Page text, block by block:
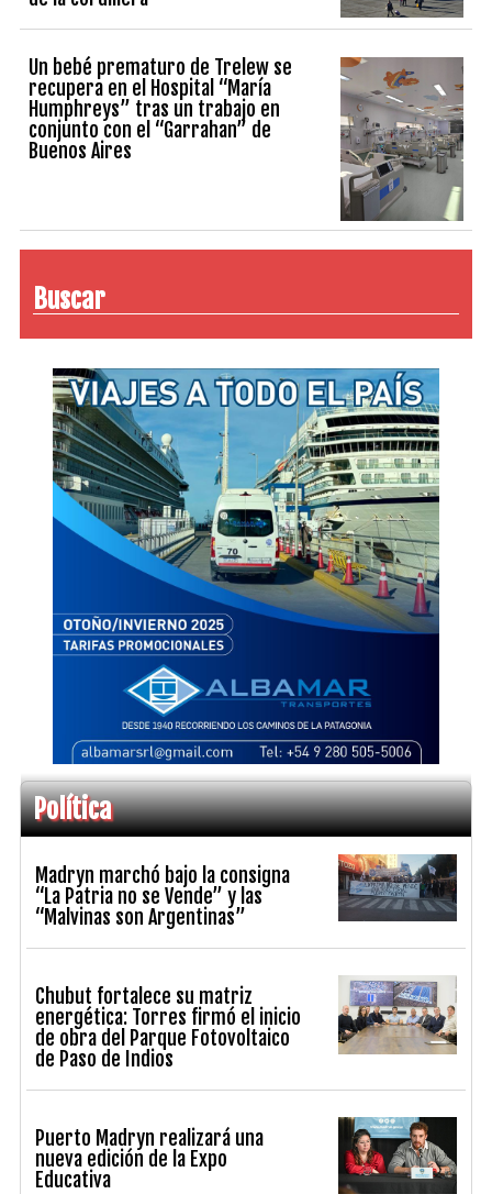
Un bebé prematuro de Trelew se
recupera en el Hospital “María
Humphreys” tras un trabajo en
conjunto con el “Garrahan” de
Buenos Aires
Buscar
Política
Madryn marchó bajo la consigna
“La Patria no se Vende” y las
“Malvinas son Argentinas”
Chubut fortalece su matriz
energética: Torres firmó el inicio
de obra del Parque Fotovoltaico
de Paso de Indios
Puerto Madryn realizará una
nueva edición de la Expo
Educativa